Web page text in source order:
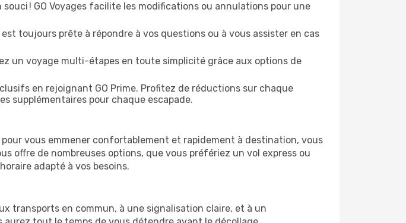
! GO Voyages facilite les modifications ou annulations pour une
toujours prête à répondre à vos questions ou à vous assister en cas
un voyage multi-étapes en toute simplicité grâce aux options de
en rejoignant GO Prime. Profitez de réductions sur chaque
supplémentaires pour chaque escapade.
vous emmener confortablement et rapidement à destination, vous
offre de nombreuses options, que vous préfériez un vol express ou
adapté à vos besoins.
transports en commun, à une signalisation claire, et à un